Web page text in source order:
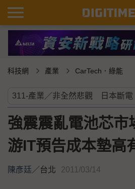
科技網 產業 CarTech．綠能
強震震亂電池芯
游IT預告成本墊高
陳彥廷／台北 2011/03/14